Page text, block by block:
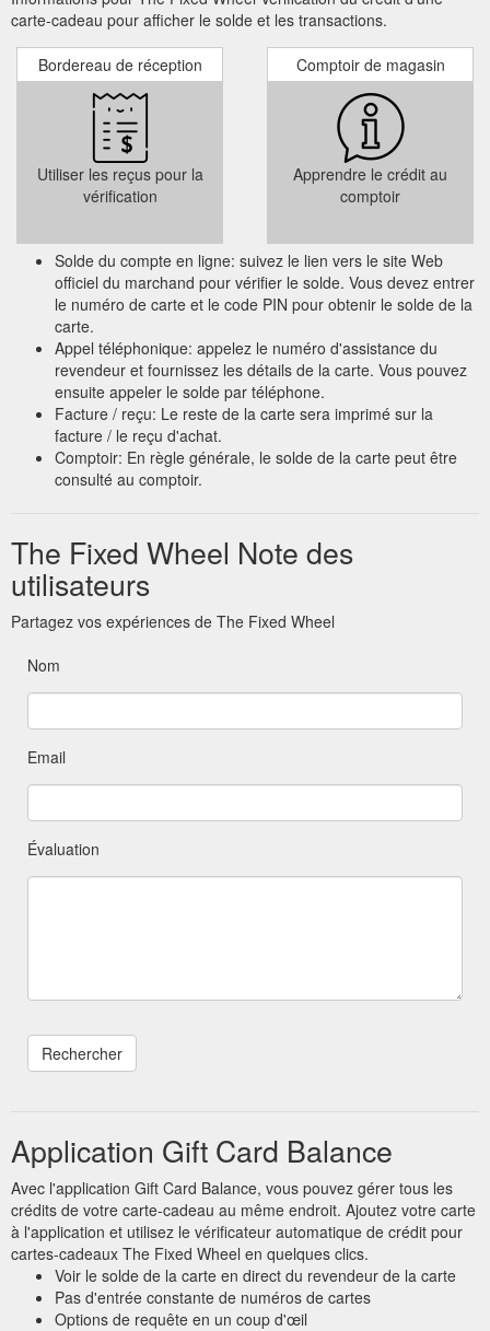
carte-cadeau pour afficher le solde et les transactions.
Bordereau de réception
Utiliser les reçus pour la
vérification
Comptoir de magasin
Apprendre le crédit au
comptoir
Solde du compte en ligne: suivez le lien vers le site Web
officiel du marchand pour vérifier le solde. Vous devez entrer
le numéro de carte et le code PIN pour obtenir le solde de la
carte.
Appel téléphonique: appelez le numéro d'assistance du
revendeur et fournissez les détails de la carte. Vous pouvez
ensuite appeler le solde par téléphone.
Facture / reçu: Le reste de la carte sera imprimé sur la
facture / le reçu d'achat.
Comptoir: En règle générale, le solde de la carte peut être
consulté au comptoir.
The Fixed Wheel Note des
utilisateurs
Partagez vos expériences de The Fixed Wheel
Nom
Email
Évaluation
Application Gift Card Balance
Avec l'application Gift Card Balance, vous pouvez gérer tous les
crédits de votre carte-cadeau au même endroit. Ajoutez votre carte
à l'application et utilisez le vérificateur automatique de crédit pour
cartes-cadeaux The Fixed Wheel en quelques clics.
Voir le solde de la carte en direct du revendeur de la carte
Pas d'entrée constante de numéros de cartes
Options de requête en un coup d'œil